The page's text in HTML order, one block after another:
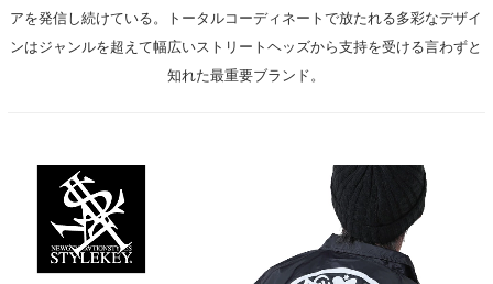
アを発信し続けている。トータルコーディネートで放たれる多彩なデザイ
ンはジャンルを超えて幅広いストリートヘッズから支持を受ける言わずと
知れた最重要ブランド。